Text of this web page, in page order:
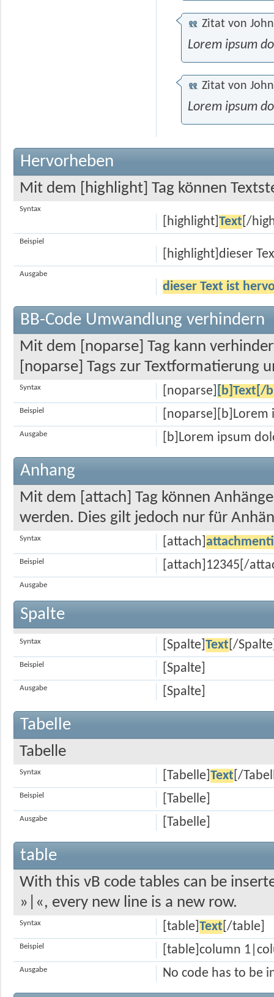
Zitat von
Lorem ipsum
Zitat von
Lorem ipsum
Hervorheben
Mit dem [highlight] Tag können
Syntax
[highlight] Text [/
Beispiel
[highlight]dieser
Ausgabe
dieser Text ist
BB-Code Umwandlung verhindern
Mit dem [noparse] Tag kann
[noparse] Tags zur Textformatierung
[noparse] [b]Text[/
Syntax
Beispiel
[b]Lorem ipsum
Ausgabe
Anhang
Mit dem [attach] Tag können
werden. Dies gilt jedoch nur für
[attach]
Syntax
[attach]12345[/
Beispiel
Ausgabe
Spalte
[Spalte] Text [/
Syntax
[Spalte]
Beispiel
[Spalte]
Ausgabe
Tabelle
Tabelle
[Tabelle] Text [/
Syntax
[Tabelle]
Beispiel
[Tabelle]
Ausgabe
table
With this vB code tables can be
»|«, every new line is a new row.
[table] Text [/table]
Syntax
[table]column
Beispiel
No code has to be
Ausgabe